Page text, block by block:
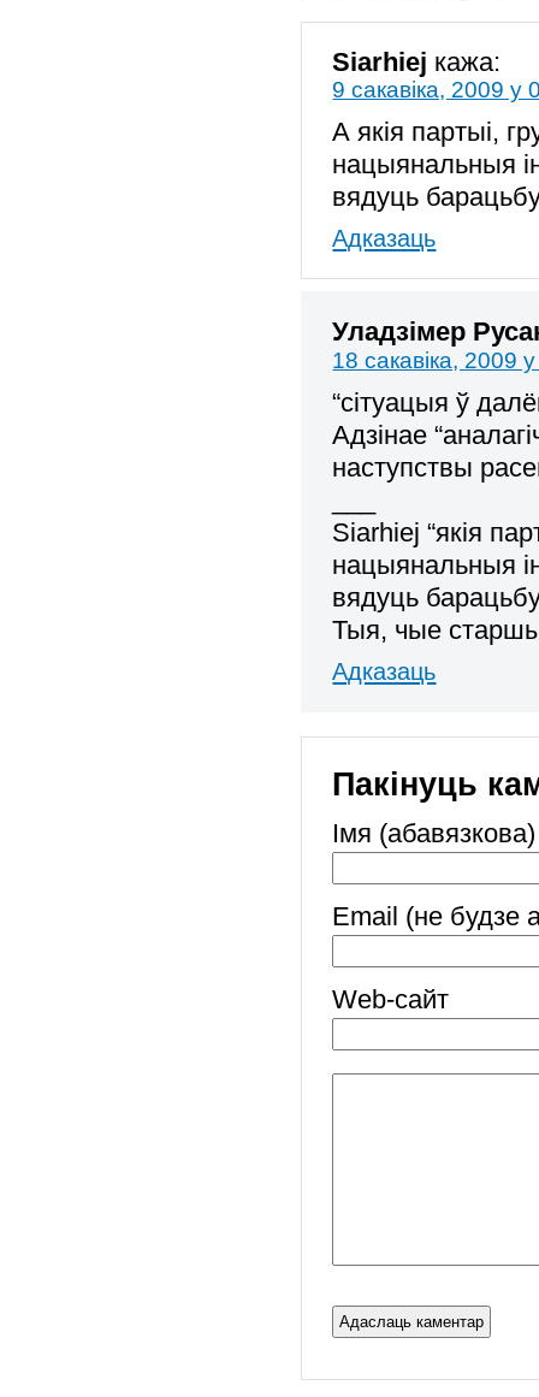
Siarhiej кажа:
9 сакавіка, 2009 у
А якія партыі,
нацыянальныя
вядуць
Адказаць
Уладзімер
18 сакавіка, 2009
“сітуацыя ў
Адзінае
наступствы
Siarhiej “якія
нацыянальныя
вядуць
Тыя, чые
Адказаць
Пакінуць
Імя (абавязкова)
Email (не будзе
Web-cайт